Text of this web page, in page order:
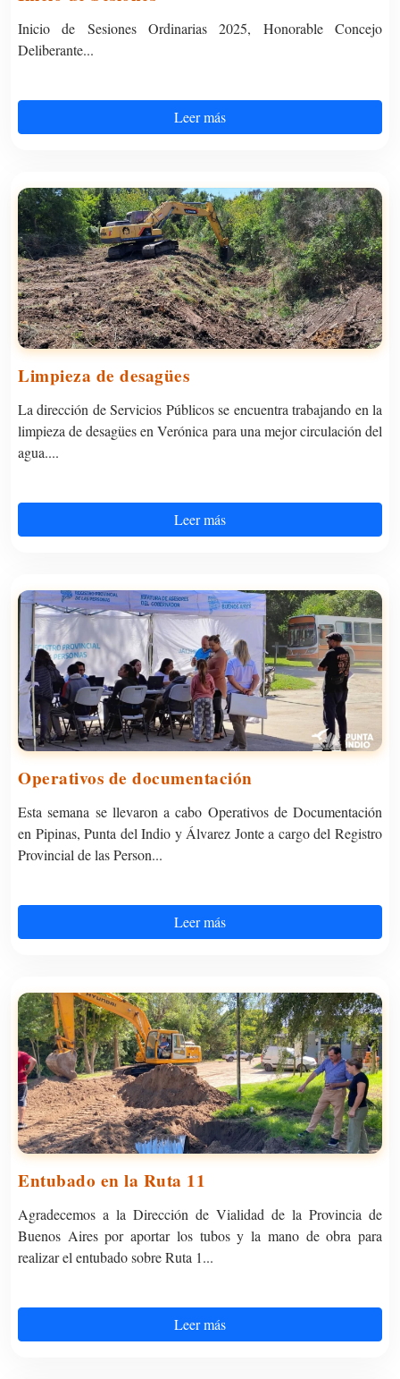
Inicio de Sesiones Ordinarias 2025, Honorable Concejo
Deliberante...
Leer más
Limpieza de desagües
La dirección de Servicios Públicos se encuentra trabajando en la
limpieza de desagües en Verónica para una mejor circulación del
agua....
Leer más
Operativos de documentación
Esta semana se llevaron a cabo Operativos de Documentación
en Pipinas, Punta del Indio y Álvarez Jonte a cargo del Registro
Provincial de las Person...
Leer más
Entubado en la Ruta 11
Agradecemos a la Dirección de Vialidad de la Provincia de
Buenos Aires por aportar los tubos y la mano de obra para
realizar el entubado sobre Ruta 1...
Leer más